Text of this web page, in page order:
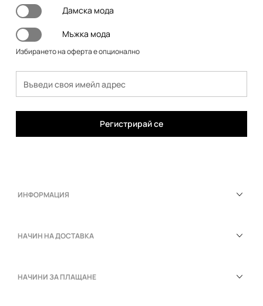
Дамска мода
Мъжка мода
Избирането на оферта е опционално
Регистрирай се
ИНФОРМАЦИЯ
НАЧИН НА ДОСТАВКА
НАЧИНИ ЗА ПЛАЩАНЕ